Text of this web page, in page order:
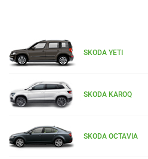
SKODA YETI
SKODA KAROQ
SKODA OCTAVIA